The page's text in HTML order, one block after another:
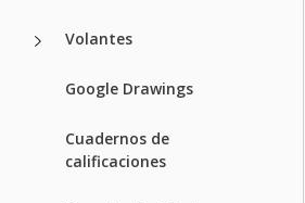
Volantes
Google Drawings
Cuadernos de
calificaciones